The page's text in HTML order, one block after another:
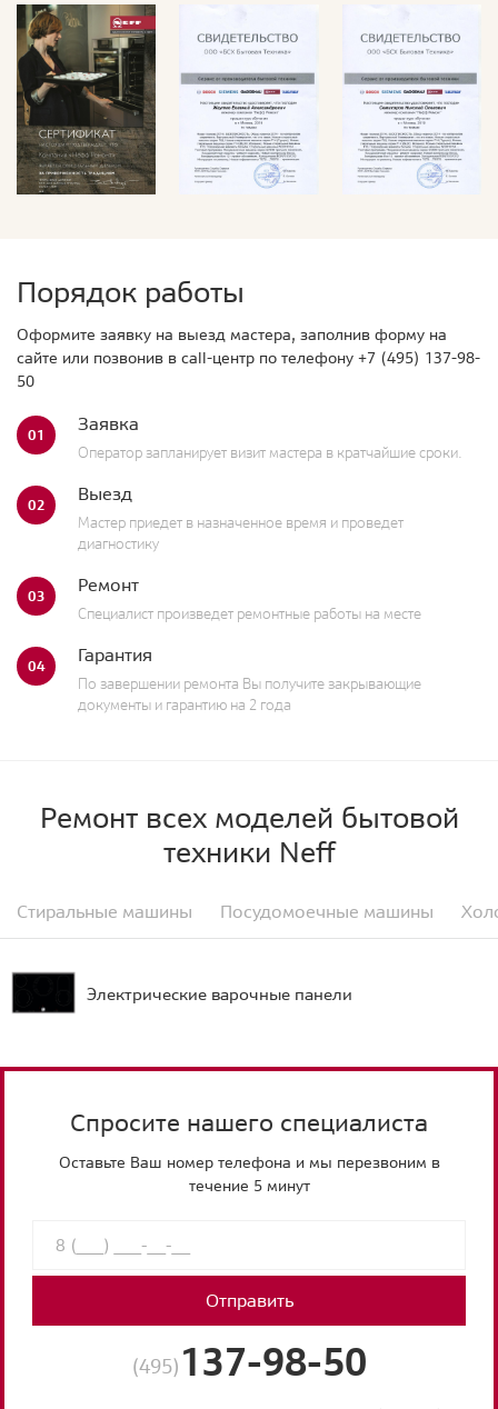
Порядок работы
Оформите заявку на выезд мастера, заполнив форму на
сайте или позвонив в call-центр по телефону +7 (495) 137-98-
50
01 Заявка
Оператор запланирует визит мастера в кратчайшие сроки.
02 Выезд
Мастер приедет в назначенное время и проведет
диагностику
03 Ремонт
Специалист произведет ремонтные работы на месте
04 Гарантия
По завершении ремонта Вы получите закрывающие
документы и гарантию на 2 года
Ремонт всех моделей бытовой
техники Neff
Стиральные машины Посудомоечные машины
Электрические варочные панели
Спросите нашего специалиста
Оставьте Ваш номер телефона и мы перезвоним в
течение 5 минут
Отправить
(495) 137-98-50